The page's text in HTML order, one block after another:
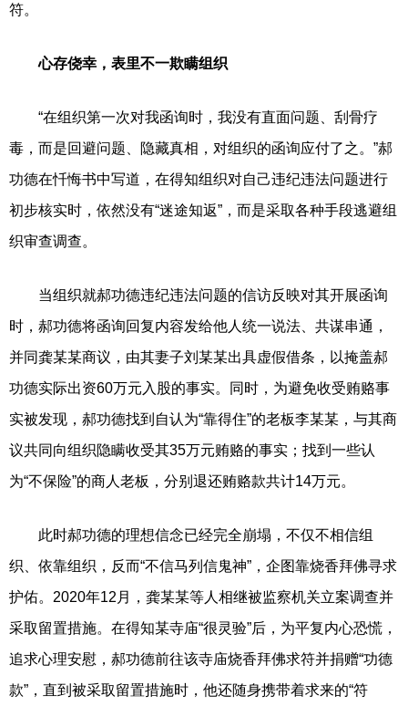
符。
心存侥幸，表里不一欺瞒组织
“在组织第一次对我函询时，我没有直面问题、刮骨疗
毒，而是回避问题、隐藏真相，对组织的函询应付了之。”郝
功德在忏悔书中写道，在得知组织对自己违纪违法问题进行
初步核实时，依然没有“迷途知返”，而是采取各种手段逃避组
织审查调查。
当组织就郝功德违纪违法问题的信访反映对其开展函询
时，郝功德将函询回复内容发给他人统一说法、共谋串通，
并同龚某某商议，由其妻子刘某某出具虚假借条，以掩盖郝
功德实际出资60万元入股的事实。同时，为避免收受贿赂事
实被发现，郝功德找到自认为“靠得住”的老板李某某，与其商
议共同向组织隐瞒收受其35万元贿赂的事实；找到一些认
为“不保险”的商人老板，分别退还贿赂款共计14万元。
此时郝功德的理想信念已经完全崩塌，不仅不相信组
织、依靠组织，反而“不信马列信鬼神”，企图靠烧香拜佛寻求
护佑。2020年12月，龚某某等人相继被监察机关立案调查并
采取留置措施。在得知某寺庙“很灵验”后，为平复内心恐慌，
追求心理安慰，郝功德前往该寺庙烧香拜佛求符并捐赠“功德
款”，直到被采取留置措施时，他还随身携带着求来的“符